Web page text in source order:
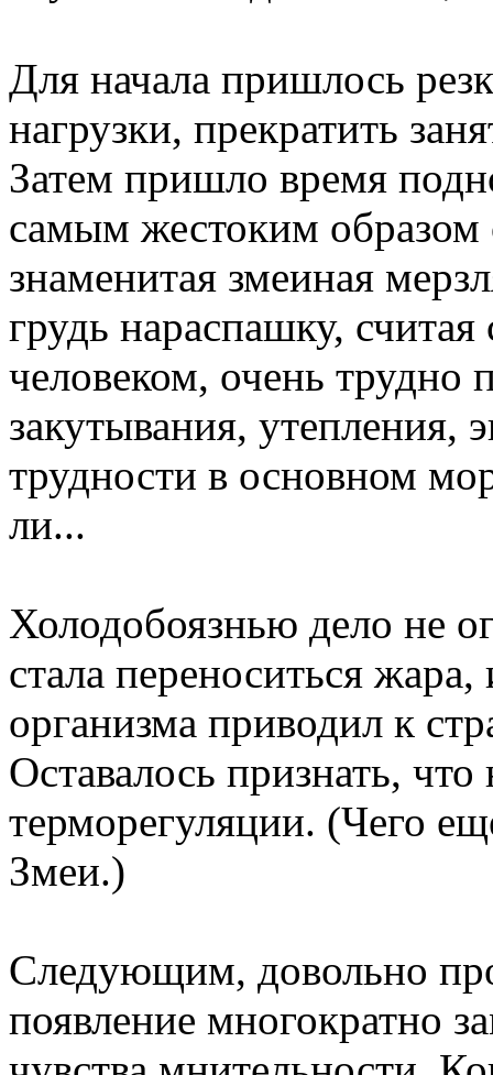
Для начала пришлось
нагрузки, прекратить
Затем пришло время
самым жестоким
знаменитая змеиная
грудь нараспашку,
человеком, очень трудно
закутывания, утепления,
трудности в основном
ли...
Холодобоязнью дело не
стала переноситься
организма приводил к
Оставалось признать,
терморегуляции. (Чего
Змеи.)
Следующим, довольно
появление многократно